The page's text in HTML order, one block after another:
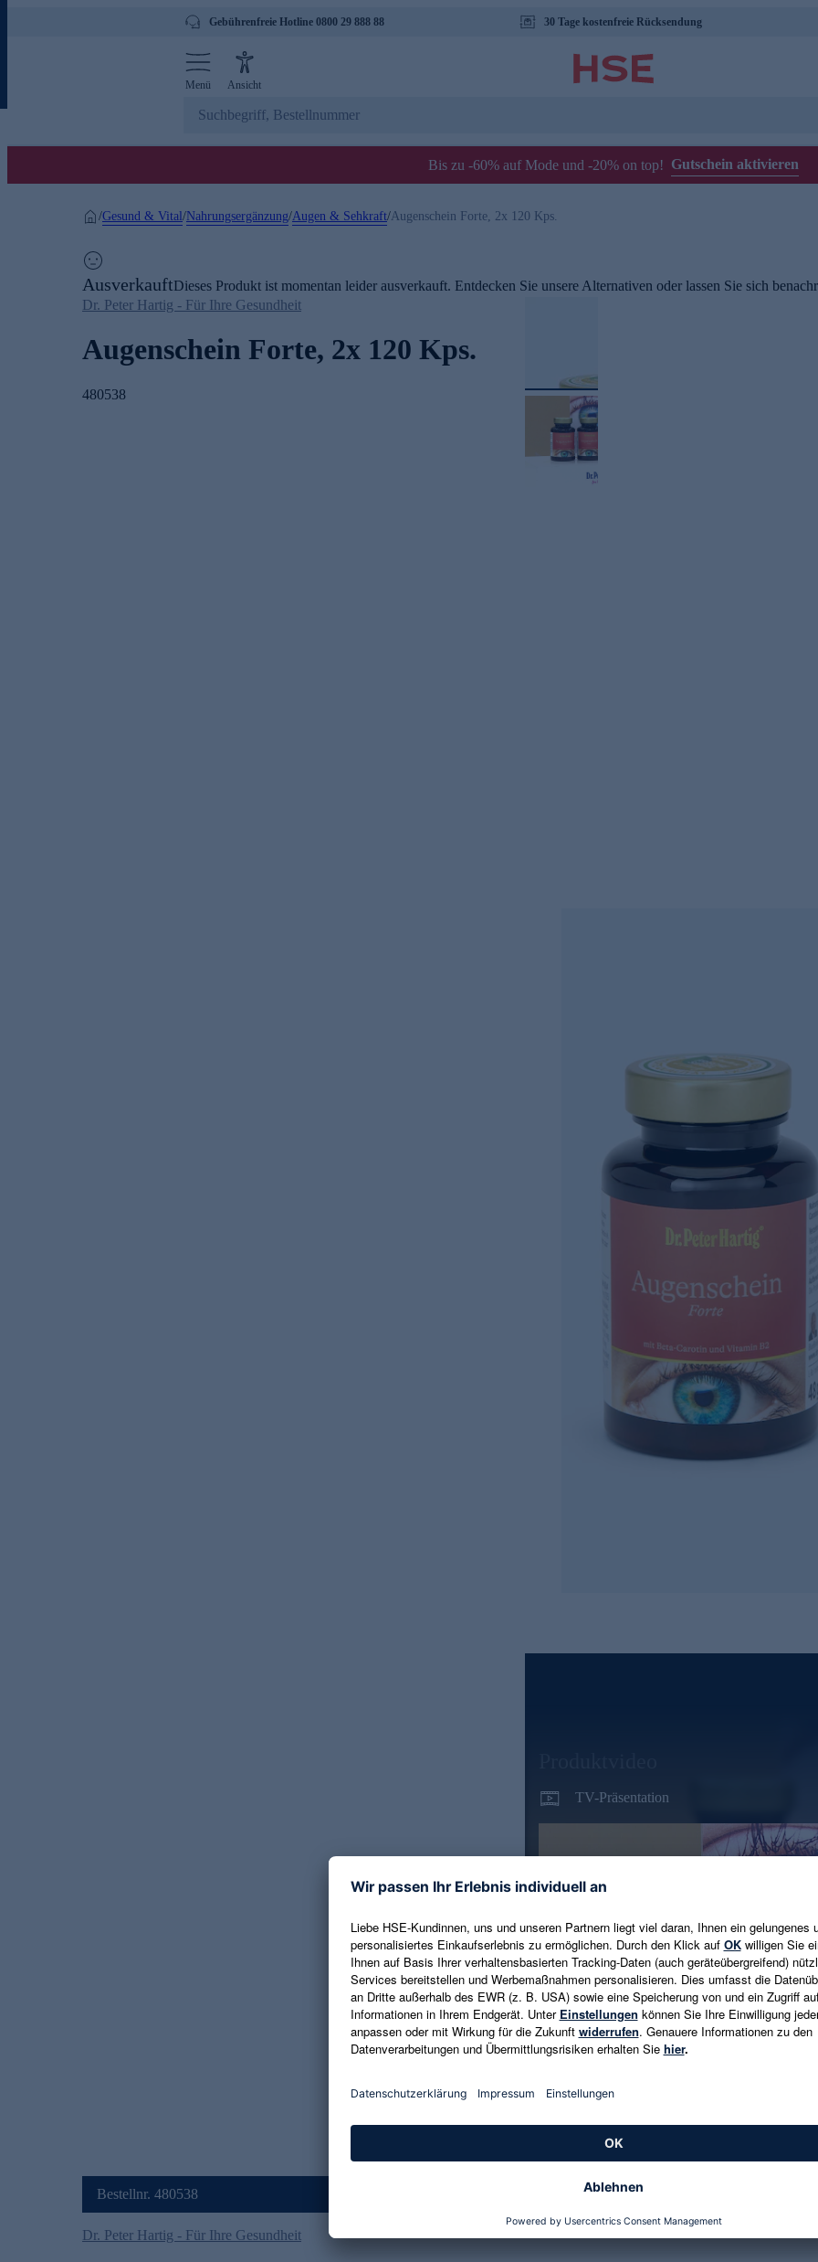
Gebührenfreie Hotline 0800 29 888 88 30 Tage kostenfreie Rücksendung
Menü Ansicht
Bis zu -60% auf Mode und -20% on top! Gutschein aktivieren
/Gesund & Vital/Nahrungsergänzung/Augen & Sehkraft/Augenschein Forte, 2x 120 Kps.
AusverkauftDieses Produkt ist momentan leider ausverkauft. Entdecken Sie unsere Alternativen oder lassen Sie sich
Dr. Peter Hartig - Für Ihre Gesundheit
Augenschein Forte, 2x 120 Kps.
480538
TV-Präsentation
Genannte Preise und Aktionen können abweichen
Bestellnr. 480538
Dr. Peter Hartig - Für Ihre Gesundheit